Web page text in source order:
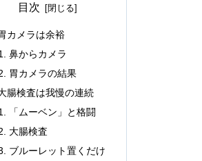
目次
カメラは余裕
鼻からカメラ
胃カメラの結果
腸検査は我慢の連続
「ムーベン」と格闘
大腸検査
ブルーレット置くだけ